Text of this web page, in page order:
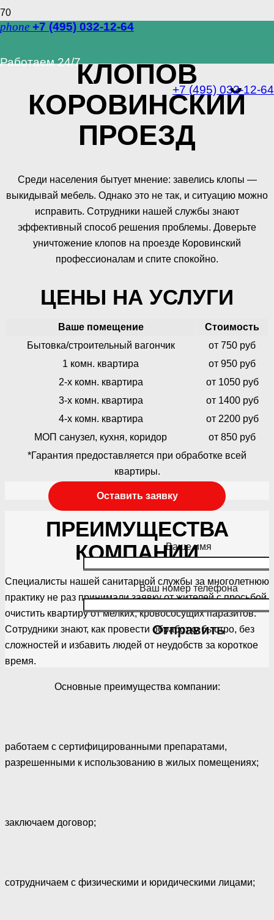
phone +7 (495) 032-12-64
Работаем 24/7
+7 (495) 032-12-64
УНИЧТОЖЕНИЕ
КЛОПОВ
КОРОВИНСКИЙ
ПРОЕЗД
Среди населения бытует мнение: завелись клопы —
выкидывай мебель. Однако это не так, и ситуацию можно
исправить. Сотрудники нашей службы знают
эффективный способ решения проблемы. Доверьте
уничтожение клопов на проезде Коровинский
профессионалам и спите спокойно.
ЦЕНЫ НА УСЛУГИ
Ваше помещение
Стоимость
Бытовка/строительный вагончик
от 750 руб
1 комн. квартира
от 950 руб
2-х комн. квартира
от 1050 руб
3-х комн. квартира
от 1400 руб
4-х комн. квартира
от 2200 руб
МОП санузел, кухня, коридор
от 850 руб
*Гарантия предоставляется при обработке всей
квартиры.
Оставить заявку
Ваше имя
Ваш номер телефона
ПРЕИМУЩЕСТВА
КОМПАНИИ
Специалисты нашей санитарной службы за многолетнюю
практику не раз принимали заявку от жителей с просьбой
очистить квартиру от мелких, кровососущих паразитов.
Сотрудники знают, как провести обработку быстро, без
сложностей и избавить людей от неудобств за короткое
время.
Основные преимущества компании:
работаем с сертифицированными препаратами,
разрешенными к использованию в жилых помещениях;
заключаем договор;
сотрудничаем с физическими и юридическими лицами;